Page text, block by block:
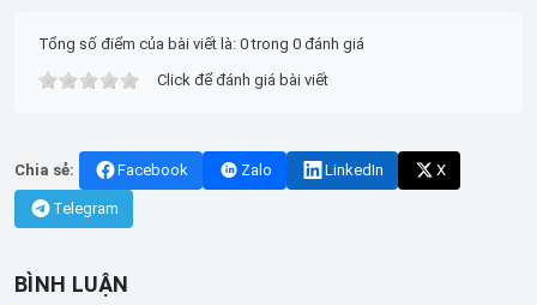
Tổng số điểm của bài viết là: 0 trong 0 đánh giá
Click để đánh giá bài viết
Chia sẻ: Facebook Zalo LinkedIn X
Telegram
BÌNH LUẬN